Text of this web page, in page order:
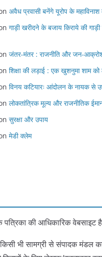
अवैध प्रवासी बनेंगे यूरोप के
गाड़ी खरीदने के बजाय किराये की
जंतर-मंतर : राजनीति और जन-आक्रोश
शिक्षा की लड़ाई : एक खुशनुमा शाम
विनय कटियारः आंदोलन के नायक से
लोकतांत्रिक मूल्य और राजनीतिक
सुरक्षा और उपाय
मेडी क्लेम
पत्रिका की आधिकारिक वेबसाइट
भी सामग्री से संपादक मंडल